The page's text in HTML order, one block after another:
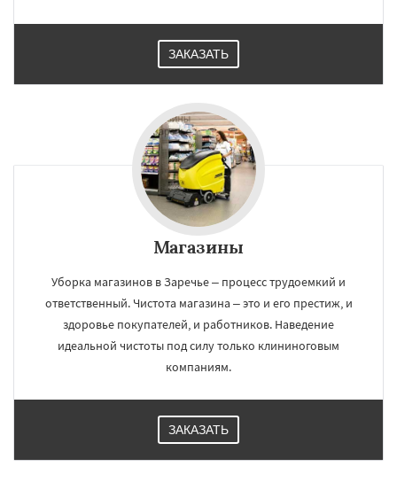
регионам
Зеленоградск Измайлово Икша
Лопатино
Лотошино
Правдинский
Родники Свердловск
Северный Софрино Томилино Тучково
ЗАКАЗАТЬ
Магазины
Уборка магазинов в Заречье – процесс трудоемкий и
ответственный. Чистота магазина – это и его престиж, и
здоровье покупателей, и работников. Наведение
идеальной чистоты под силу только клининоговым
компаниям.
ЗАКАЗАТЬ
Даю согласие на обработку персональных данных